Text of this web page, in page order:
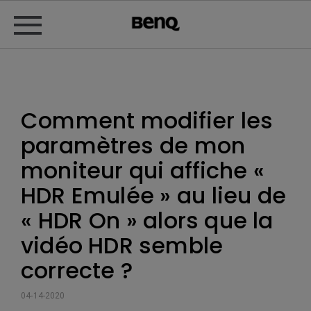
Comment modifier les
paramètres de mon
moniteur qui affiche «
HDR Emulée » au lieu de
« HDR On » alors que la
vidéo HDR semble
correcte ?
04-14-2020